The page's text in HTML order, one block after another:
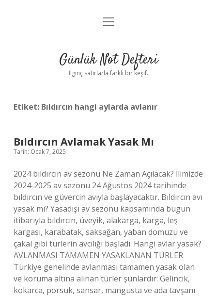
Anasayfa
Yasal Uyarı
menüyü
Günlük Not Defteri
İlginç satırlarla farklı bir keşif.
Etiket: Bıldırcın hangi aylarda avlanır
Bıldırcın Avlamak Yasak Mı
Tarih: Ocak 7, 2025
2024 bıldırcın av sezonu Ne Zaman Açılacak? İlimizde
2024-2025 av sezonu 24 Ağustos 2024 tarihinde
bıldırcın ve güvercin avıyla başlayacaktır. Bıldırcın avı
yasak mı? Yasadışı av sezonu kapsamında bugün
itibarıyla bıldırcın, üveyik, alakarga, karga, leş
kargası, karabatak, saksağan, yaban domuzu ve
çakal gibi türlerin avcılığı başladı. Hangi avlar yasak?
AVLANMASI TAMAMEN YASAKLANAN TÜRLER
Türkiye genelinde avlanması tamamen yasak olan
ve koruma altına alınan türler şunlardır: Gelincik,
kokarca, porsuk, sansar, mangusta ve ada tavşanı